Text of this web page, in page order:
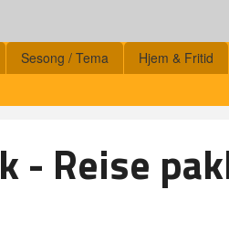
Sesong / Tema Hjem & Fritid
- Reise